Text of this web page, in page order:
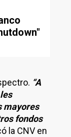
“A
mayores
fondos
la CNV en